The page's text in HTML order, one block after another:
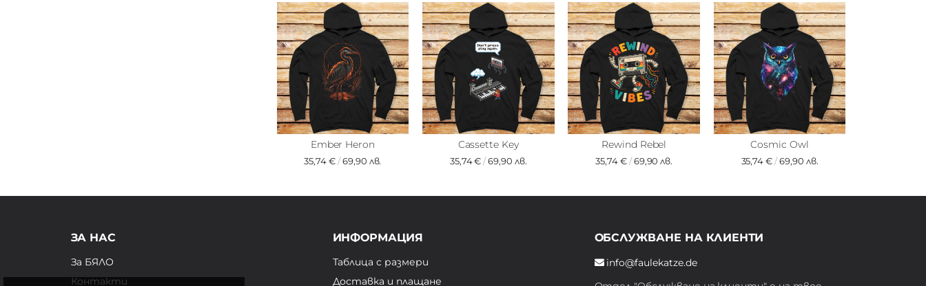
Ember Heron
35,74 €/69,90 лв.
Cassette Key
35,74 €/69,90 лв.
Rewind Rebel
35,74 €/69,90 лв.
Cosmic Owl
35,74 €/69,90 лв.
ЗА НАС
За БЯЛО
Контакти
ИНФОРМАЦИЯ
Таблица с размери
Доставка и плащане
ОБСЛУЖВАНЕ НА КЛИЕНТИ
info@faulekatze.de